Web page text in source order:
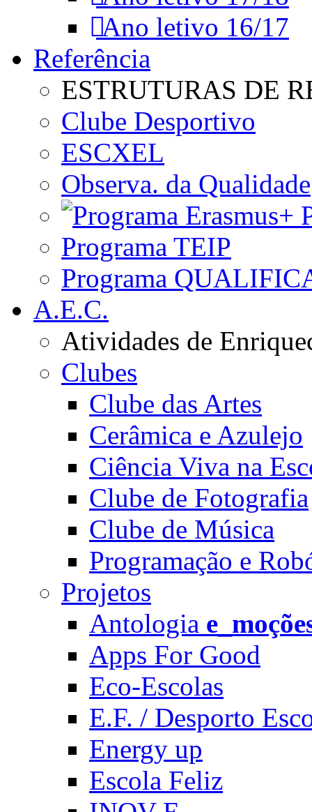
Ano letivo 16/17
Referência
ESTRUTURAS DE
Clube Desportivo
ESCXEL
Observa. da Qualidade
Programa TEIP
Programa
A.E.C.
Atividades de
Clubes
Clube das Artes
Cerâmica e Azulejo
Ciência Viva na
Clube de Fotografia
Clube de Música
Programação e
Projetos
Antologia
Apps For Good
Eco-Escolas
E.F. / Desporto
Energy up
Escola Feliz